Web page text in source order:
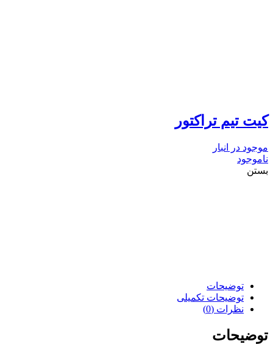
کیت تیم تراکتور
موجود در انبار
ناموجود
بستن
توضیحات
توضیحات تکمیلی
نظرات (0)
توضیحات